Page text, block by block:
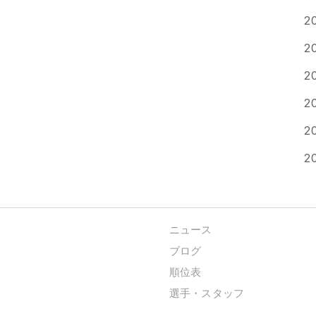
ニュース
ブログ
順位表
選手・スタッフ